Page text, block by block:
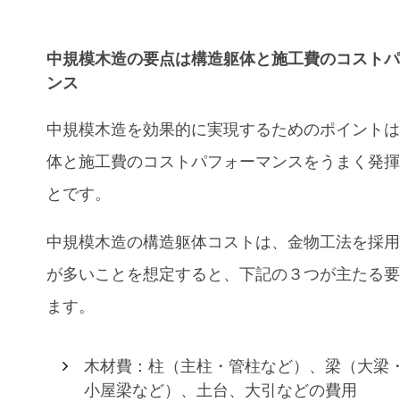
中規模木造の要点は構造躯体と施工費のコスト
ンス
中規模木造を効果的に実現するためのポイント
体と施工費のコストパフォーマンスをうまく発
とです。
中規模木造の構造躯体コストは、金物工法を採
が多いことを想定すると、下記の３つが主たる
ます。
木材費：柱（主柱・管柱など）、梁（大梁
小屋梁など）、土台、大引などの費用